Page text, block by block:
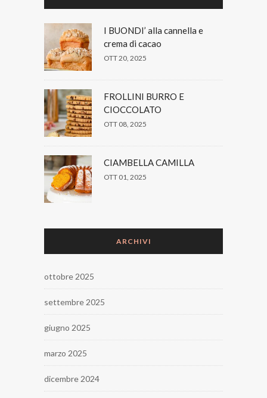
I BUONDI’ alla cannella e
crema di cacao
OTT 20, 2025
FROLLINI BURRO E
CIOCCOLATO
OTT 08, 2025
CIAMBELLA CAMILLA
OTT 01, 2025
ARCHIVI
ottobre 2025
settembre 2025
giugno 2025
marzo 2025
dicembre 2024